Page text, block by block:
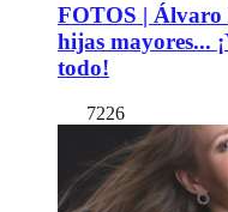
FOTOS | Álvaro
hijas mayores...
todo!
7226